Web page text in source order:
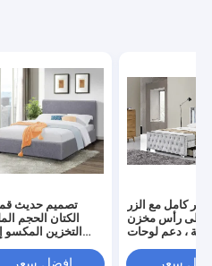
تصميم حديث
الكتان الحجم
التخزين المكسو
كامل مع الزر
رأس مخزن
، دعم لوحات